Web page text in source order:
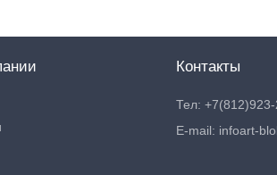
Контакты
Тел:
E-mail: infoart-